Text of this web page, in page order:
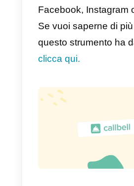
prendere in
possibilità di
L’API di
migliorare
l’esperienza
funzionalità che
L’azienda che